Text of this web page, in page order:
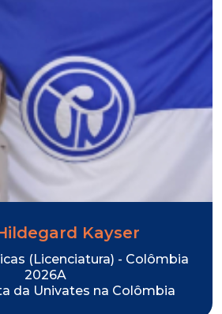
Kayser
(Licenciatura) - Colômbia
2026A
da Univates na Colômbia